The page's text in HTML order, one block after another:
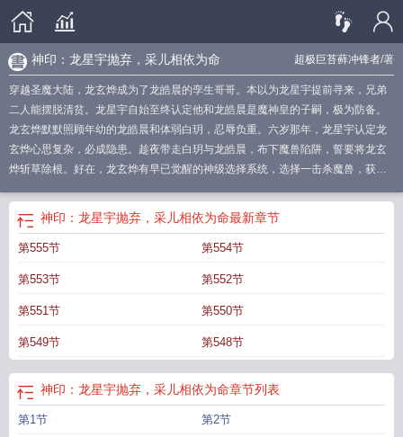
超极巨苔藓冲锋者/著
神印：龙星宇抛弃，采儿相依为命
穿越圣魔大陆，龙玄烨成为了龙皓晨的孪生哥哥。本以为龙星宇提前寻来，兄弟
二人能摆脱清贫。龙星宇自始至终认定他和龙皓晨是魔神皇的子嗣，极为防备。
龙玄烨默默照顾年幼的龙皓晨和体弱白玥，忍辱负重。六岁那年，龙星宇认定龙
玄烨心思复杂，必成隐患。趁夜带走白玥与龙皓晨，布下魔兽陷阱，誓要将龙玄
烨斩草除根。好在，龙玄烨有早已觉醒的神级选择系统，选择一击杀魔兽，获取
旋，触发系统奖励，先天内灵力逐渐提升至98点！直到一天，系统再度提示。选
择一拯救眼前的小乞丐。奖励先天内灵力抵达一百点，内灵力觉醒。什么小乞丐
能让系统给这么高的奖励？？她是圣采儿！？helliphellip我叫圣采儿，觉醒成为
遇见了一个人。他拼命在魔兽群中救了我，说我们都是被抛弃的倒霉蛋，一起活
下去吧。helliphellip多年以后。龙皓晨哥，你没死啊？可是你怎么会这么强？？
被龙星宇抛弃
采儿相依为命txt
极神印王座龙星宇的妻子和魔神皇是什神印龙星宇抛弃采儿相依为命免费阅
读采儿相依为命_采儿相依为命无广采儿相依为命TXT神印龙星宇抛弃采儿相
依为命
采儿相依为命_超极巨苔藓冲锋者
神印：龙星宇抛弃，采儿相依为命最新章节
第555节 第554节
第553节 第552节
第551节 第550节
第549节 第548节
神印：龙星宇抛弃，采儿相依为命章节列表
第1节 第2节